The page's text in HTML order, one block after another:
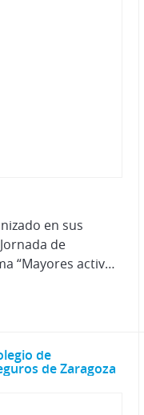
en sus
de
Seguridad Vial bajo el lema “Mayores activos y seguros”. Este proyecto desarrollado junto a la DGT, tiene como objetivo promover la seguridad vial de las personas mayores en sus desplazamientos.
de
de Zaragoza